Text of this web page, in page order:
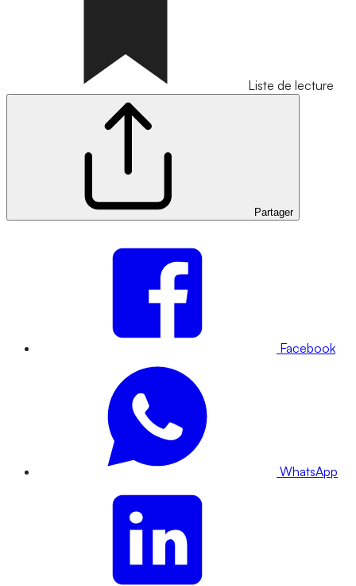
Liste de lecture
Partager
Facebook
WhatsApp